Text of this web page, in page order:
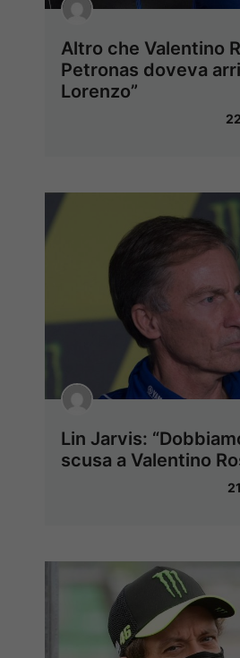
Altro che Valentino
Petronas doveva
Lorenzo”
Lin Jarvis:
scusa a Valentino